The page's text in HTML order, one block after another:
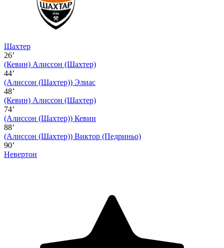
Шахтер
26’
(Кевин) Алиссон (Шахтер)
44’
(Алиссон (Шахтер)) Элиас
48’
(Кевин) Алиссон (Шахтер)
74’
(Алиссон (Шахтер)) Кевин
88’
(Алиссон (Шахтер)) Виктор (Педриньо)
90’
Невертон